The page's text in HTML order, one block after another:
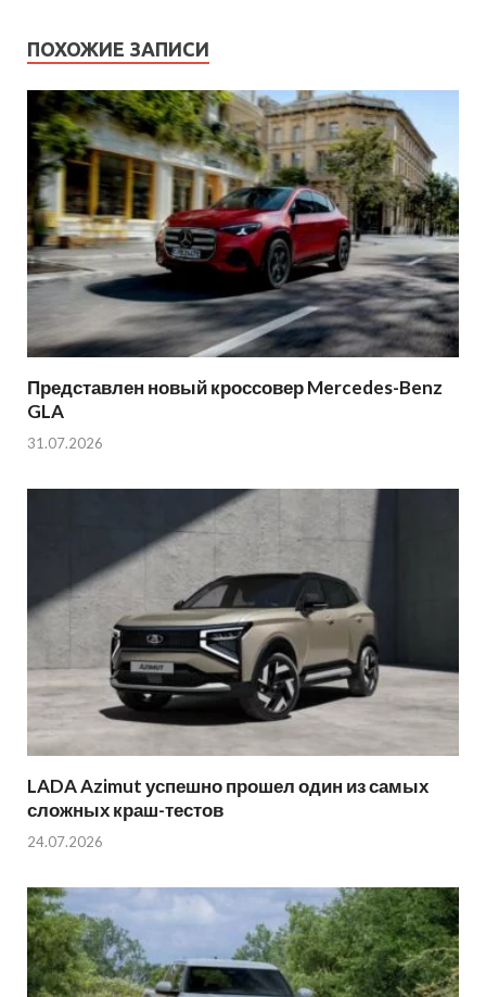
ПОХОЖИЕ ЗАПИСИ
Представлен новый кроссовер Mercedes-Benz
GLA
31.07.2026
LADA Azimut успешно прошел один из самых
сложных краш-тестов
24.07.2026